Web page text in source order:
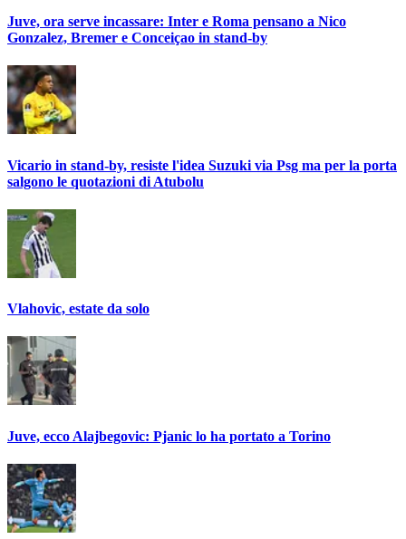
Juve, ora serve incassare: Inter e Roma pensano a Nico
Gonzalez, Bremer e Conceiçao in stand-by
Vicario in stand-by, resiste l'idea Suzuki via Psg ma per la porta
salgono le quotazioni di Atubolu
Vlahovic, estate da solo
Juve, ecco Alajbegovic: Pjanic lo ha portato a Torino